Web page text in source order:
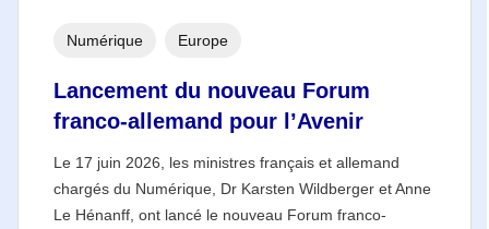
Lancement du nouveau Forum
franco-allemand pour l’Avenir
Le 17 juin 2026, les ministres français et allemand
chargés du Numérique, Dr Karsten Wildberger et Anne
Le Hénanff, ont lancé le nouveau Forum franco-
Numérique Europe